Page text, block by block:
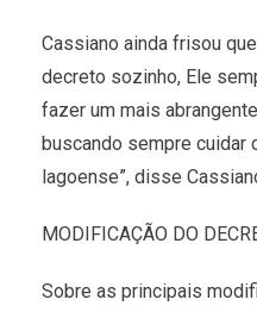
Cassiano ainda frisou
decreto sozinho, Ele
fazer um mais
buscando sempre cuidar
lagoense”, disse
MODIFICAÇÃO DO
Sobre as principais